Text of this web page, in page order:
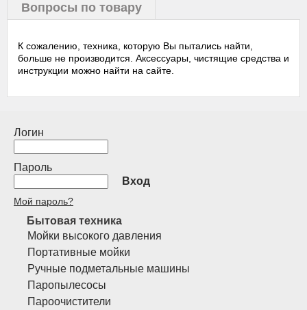
Вопросы по товару
К сожалению, техника, которую Вы пытались найти,
больше не производится. Аксессуары, чистящие средства и
инструкции можно найти на сайте.
Логин
Пароль
Вход
Мой пароль?
Бытовая техника
Мойки высокого давления
Портативные мойки
Ручные подметальные машины
Паропылесосы
Пароочистители